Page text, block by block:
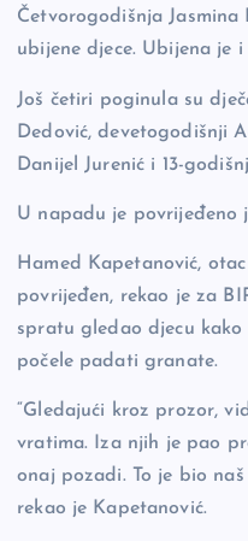
Četvorogodišnja
ubijene djece. Ubijena je
Još četiri poginula su
Dedović, devetogodišnji
Danijel Jurenić i 13-
U napadu je povrijeđeno
Hamed Kapetanović,
povrijeđen, rekao je za
spratu gledao djecu
počele padati granate.
“Gledajući kroz prozor,
vratima. Iza njih je pao
onaj pozadi. To je bio
rekao je Kapetanović.